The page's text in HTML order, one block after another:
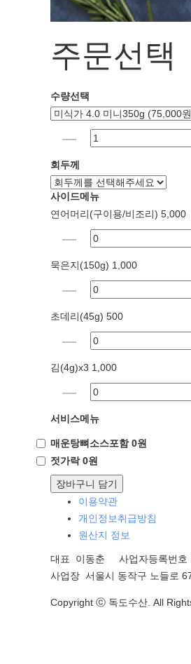
주문선택
수량선택
회두께
사이드메뉴
연어머리(구이용/비조리) 5,000
묵은지(150g) 1,000
초데리(45g) 500
김(4g)x3 1,000
서비스메뉴
매운탕뼈소스포함 0원
젓가락 0원
장바구니 담기
이용약관
개인정보취급방침
원산지 정보
대표 이동춘 사업자등록번
사업장 서울시 동작구 노들로
Copyright ⓒ 독도수산. All